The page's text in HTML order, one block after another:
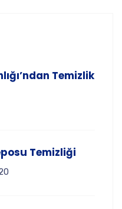
Temizlik
Temizliği